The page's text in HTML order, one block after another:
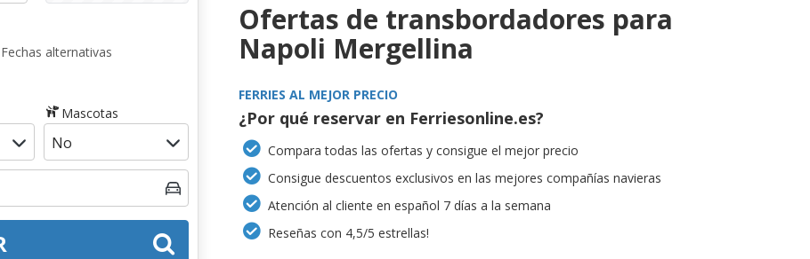
Fechas alternativas
Mascotas
Ofertas de transbordadores para
Napoli Mergellina
FERRIES AL MEJOR PRECIO
¿Por qué reservar en Ferriesonline.es?
Compara todas las ofertas y consigue el mejor precio
Consigue descuentos exclusivos en las mejores compañías navieras
Atención al cliente en español 7 días a la semana
Reseñas con 4,5/5 estrellas!